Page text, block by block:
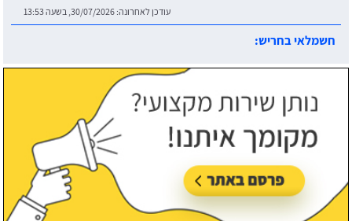
עודכן לאחרונה: 30/07/2026, בשעה 13:53
חשמלאי בחריש: